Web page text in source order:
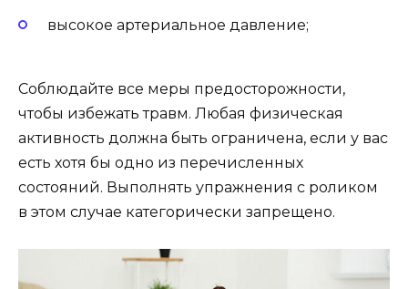
высокое артериальное давление;
Соблюдайте все меры предосторожности,
чтобы избежать травм. Любая физическая
активность должна быть ограничена, если у вас
есть хотя бы одно из перечисленных
состояний. Выполнять упражнения с роликом
в этом случае категорически запрещено.